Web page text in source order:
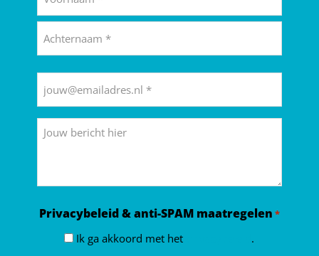
*
Privacybeleid & anti-SPAM maatregelen *
Ik ga akkoord met het .